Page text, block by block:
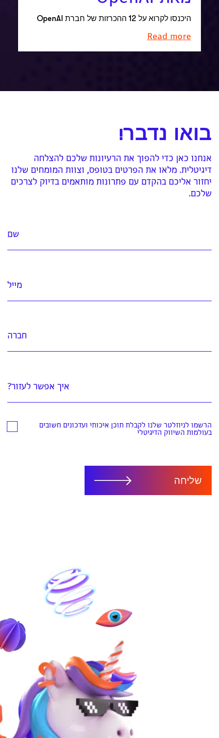
היכנסו לקרוא על 12 ההכרזות של חברת OpenAI
Read more
בואו נדבר!
אנחנו כאן כדי להפוך את הרעיונות שלכם להצלחה
דיגיטלית. מלאו את הפרטים בטופס, וצוות המומחים שלנו
יחזור אליכם בהקדם עם פתרונות מותאמים בדיוק לצרכים
שלכם.
שם
מייל
חברה
איך אפשר לעזור?
הרשמו לניוזלטר שלנו לקבלת תוכן איכותי ועדכונים חשובים
בעולמות השיווק הדיגיטלי
שליחה